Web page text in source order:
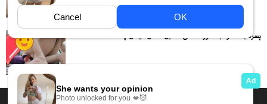
پسره با دختره به صورت داگی استایل سکس میکنن چه اه...